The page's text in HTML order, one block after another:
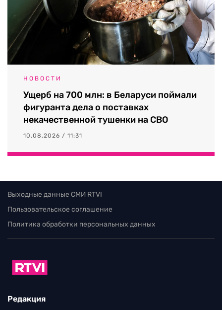
НОВОСТИ
Ущерб на 700 млн: в Беларуси поймали
фигуранта дела о поставках
некачественной тушенки на СВО
10.08.2026 / 11:31
Выходные данные СМИ RTVI
Пользовательское соглашение
Политика обработки персональных данных
Редакция